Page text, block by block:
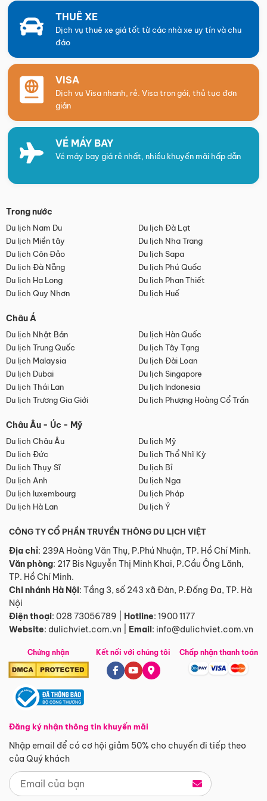
THUÊ XE
Dịch vụ thuê xe giá tốt từ các nhà xe uy tín và chu
đáo
VISA
Dịch vụ Visa nhanh, rẻ. Visa trọn gói, thủ tục đơn
giản
VÉ MÁY BAY
Vé máy bay giá rẻ nhất, nhiều khuyến mãi hấp dẫn
Trong nước
Du lịch Nam Du
Du lịch Đà Lạt
Du lịch Miền tây
Du lịch Nha Trang
Du lịch Côn Đảo
Du lịch Sapa
Du lịch Đà Nẵng
Du lịch Phú Quốc
Du lịch Hạ Long
Du lịch Phan Thiết
Du lịch Quy Nhơn
Du lịch Huế
Châu Á
Du lịch Nhật Bản
Du lịch Hàn Quốc
Du lịch Trung Quốc
Du lịch Tây Tạng
Du lịch Malaysia
Du lịch Đài Loan
Du lịch Dubai
Du lịch Singapore
Du lịch Thái Lan
Du lịch Indonesia
Du lịch Trương Gia Giới
Du lịch Phượng Hoàng Cổ Trấn
Châu Âu - Úc - Mỹ
Du lịch Châu Âu
Du lịch Mỹ
Du lịch Đức
Du lịch Thổ Nhĩ Kỳ
Du lịch Thụy Sĩ
Du lịch Bỉ
Du lịch Anh
Du lịch Nga
Du lịch luxembourg
Du lịch Pháp
Du lịch Hà Lan
Du lịch Ý
CÔNG TY CỔ PHẦN TRUYỀN THÔNG DU LỊCH VIỆT
Địa chỉ: 239A Hoàng Văn Thụ, P.Phú Nhuận, TP. Hồ Chí Minh.
Văn phòng: 217 Bis Nguyễn Thị Minh Khai, P.Cầu Ông Lãnh,
TP. Hồ Chí Minh.
Chi nhánh Hà Nội: Tầng 3, số 243 xã Đàn, P.Đống Đa, TP. Hà
Nội
Điện thoại: 028 73056789 Hotline: 1900 1177
Website: dulichviet.com.vn Email: info@dulichviet.com.vn
Chứng nhận
Đăng ký nhận thông tin khuyến mãi
Nhập email để có cơ hội giảm 50% cho chuyến đi tiếp theo
của Quý khách
Kết nối với chúng tôi Chấp nhận thanh toán